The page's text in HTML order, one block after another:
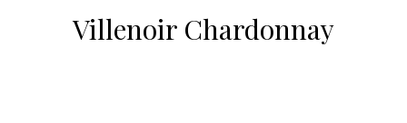
Villenoir Chardonnay